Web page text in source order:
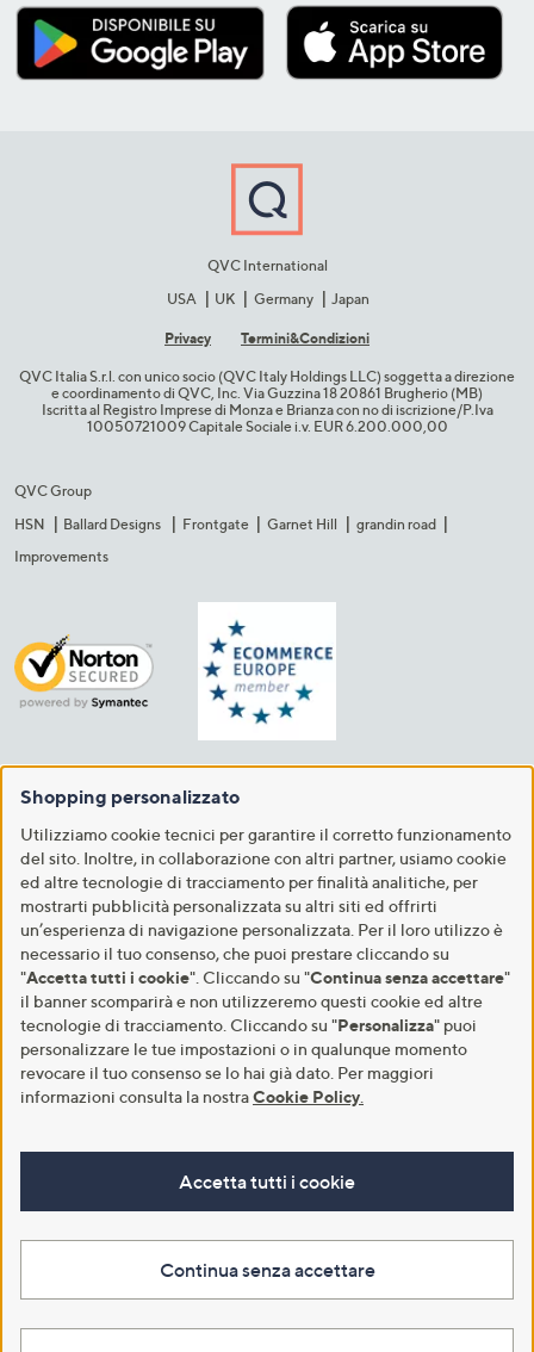
QVC International
USA
UK Germany Japan
Privacy Termini&C​ondizioni
QVC Italia S.r.l. con unico socio (QVC Italy Holdings LLC) soggetta a direzione
e coordinamento di QVC, Inc. Via Guzzina 18 20861 Brugherio (MB)​
Iscritta al Registro Imprese di Monza e Brianza con no di iscrizione/P.Iva
10050721009 Capitale Sociale i.v. EUR 6.200.000,00​
QVC Group
HSN
Ballard Designs Frontgate Garnet Hill
grandin road
Improvements
Shopping personalizzato
Utilizziamo cookie tecnici per garantire il corretto funzionamento
del sito. Inoltre, in collaborazione con altri partner, usiamo cookie
ed altre tecnologie di tracciamento per finalità analitiche, per
mostrarti pubblicità personalizzata su altri siti ed offrirti
un’esperienza di navigazione personalizzata. Per il loro utilizzo è
necessario il tuo consenso, che puoi prestare cliccando su
"Accetta tutti i cookie". Cliccando su "Continua senza accettare"
il banner scomparirà e non utilizzeremo questi cookie ed altre
tecnologie di tracciamento. Cliccando su "Personalizza" puoi
personalizzare le tue impostazioni o in qualunque momento
revocare il tuo consenso se lo hai già dato. Per maggiori
informazioni consulta la nostraCookie Policy
Accetta tutti i cookie
Continua senza accettare